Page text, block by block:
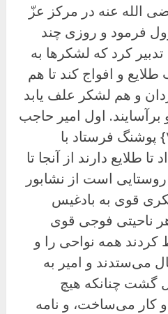
الله عنه در مرکز عزّ
فرمود و روزی چند
کرد که لشکرها به
و افواج کند تا هم
و هم لشکر علف یابد
برآسایند. اول امیر حاجب
بزرگ را سوی {ص۷۸۲} پوشنگ فرستاد با
طلایع دارند از آنجا تا
است از نشابور
قوی به بادغیس
ناحیتی فوجی قوی
کردند همه نواحی را و
می‌ستدند و امیر به
چنانکه هیچ
و کار می‌ساخت، و نامه